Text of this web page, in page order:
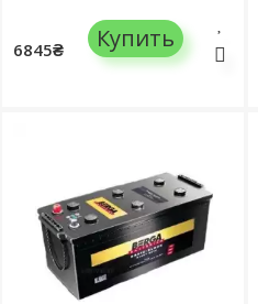
6845₴ Купить